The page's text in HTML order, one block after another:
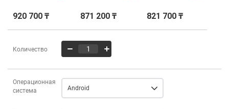
920 700 ₸ 871 200 ₸ 821 700 ₸
Количество
Операционная
система
Android